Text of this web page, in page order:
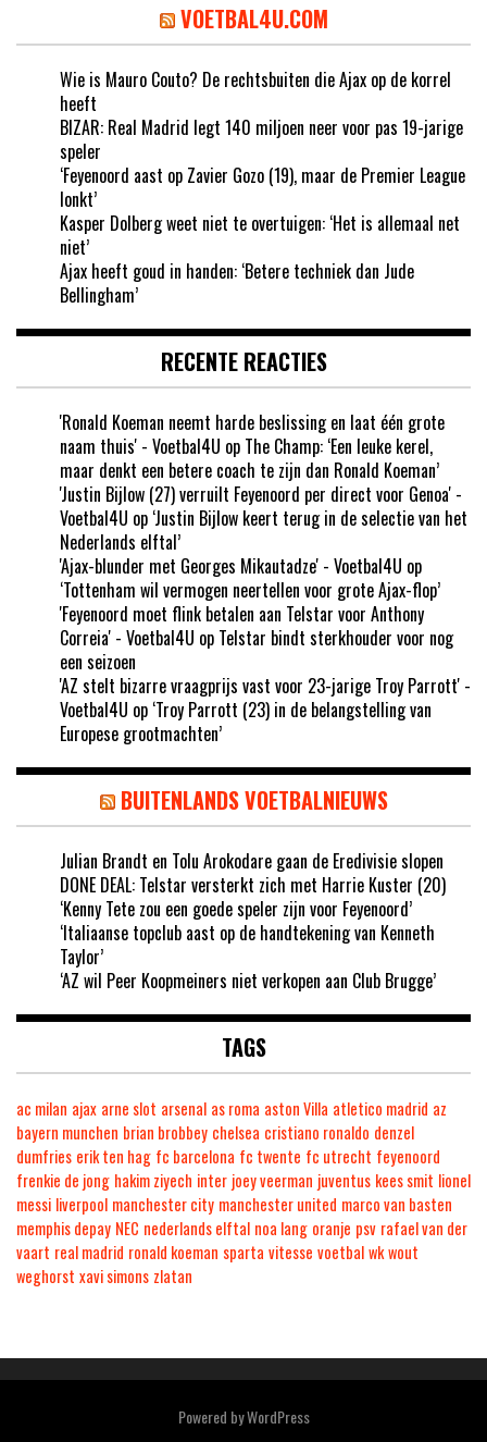
VOETBAL4U.COM
Wie is Mauro Couto? De rechtsbuiten die Ajax op de korrel
heeft
BIZAR: Real Madrid legt 140 miljoen neer voor pas 19-jarige
speler
‘Feyenoord aast op Zavier Gozo (19), maar de Premier League
lonkt’
Kasper Dolberg weet niet te overtuigen: ‘Het is allemaal net
niet’
Ajax heeft goud in handen: ‘Betere techniek dan Jude
Bellingham’
RECENTE REACTIES
'Ronald Koeman neemt harde beslissing en laat één grote
naam thuis' - Voetbal4U op The Champ: ‘Een leuke kerel,
maar denkt een betere coach te zijn dan Ronald Koeman’
'Justin Bijlow (27) verruilt Feyenoord per direct voor Genoa' -
Voetbal4U op ‘Justin Bijlow keert terug in de selectie van het
Nederlands elftal’
'Ajax-blunder met Georges Mikautadze' - Voetbal4U op
‘Tottenham wil vermogen neertellen voor grote Ajax-flop’
'Feyenoord moet flink betalen aan Telstar voor Anthony
Correia' - Voetbal4U op Telstar bindt sterkhouder voor nog
een seizoen
'AZ stelt bizarre vraagprijs vast voor 23-jarige Troy Parrott' -
Voetbal4U op ‘Troy Parrott (23) in de belangstelling van
Europese grootmachten’
BUITENLANDS VOETBALNIEUWS
Julian Brandt en Tolu Arokodare gaan de Eredivisie slopen
DONE DEAL: Telstar versterkt zich met Harrie Kuster (20)
‘Kenny Tete zou een goede speler zijn voor Feyenoord’
‘Italiaanse topclub aast op de handtekening van Kenneth
Taylor’
‘AZ wil Peer Koopmeiners niet verkopen aan Club Brugge’
TAGS
ac milan ajax arne slot arsenal as roma aston Villa atletico madrid az
bayern munchen brian brobbey chelsea cristiano ronaldo denzel
dumfries erik ten hag fc barcelona fc twente fc utrecht feyenoord
frenkie de jong hakim ziyech inter joey veerman juventus kees smit lionel
messi liverpool manchester city manchester united marco van basten
memphis depay NEC nederlands elftal noa lang oranje psv rafael van der
vaart real madrid ronald koeman sparta vitesse voetbalwkwout
weghorst xavi simons zlatan
Powered byWordPress